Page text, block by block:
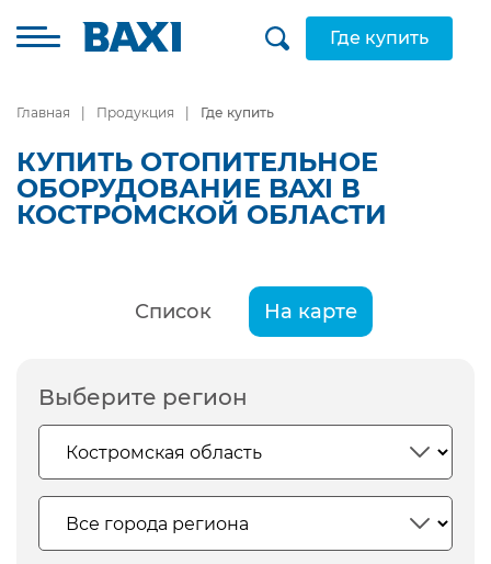
Где купить
Главная Продукция Где купить
КУПИТЬ ОТОПИТЕЛЬНОЕ
ОБОРУДОВАНИЕ BAXI В
КОСТРОМСКОЙ ОБЛАСТИ
Список На карте
Выберите регион